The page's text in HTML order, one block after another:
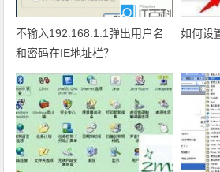
不输入192.168.1.1弹出用户名
和密码在IE地址栏？
如何设